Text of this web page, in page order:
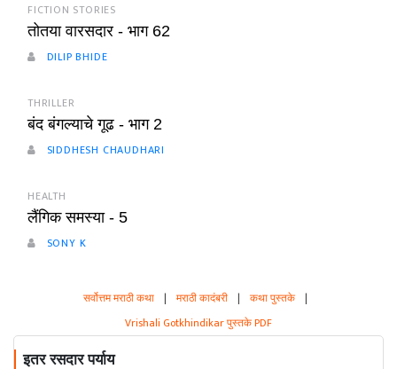
FICTION STORIES
तोतया वारसदार - भाग 62
DILIP BHIDE
THRILLER
बंद बंगल्याचे गूढ - भाग 2
SIDDHESH CHAUDHARI
HEALTH
लैंगिक समस्या - 5
SONY K
सर्वोत्तम मराठी कथा | मराठी कादंबरी | कथा पुस्तके |
Vrishali Gotkhindikar पुस्तके PDF
इतर रसदार पर्याय